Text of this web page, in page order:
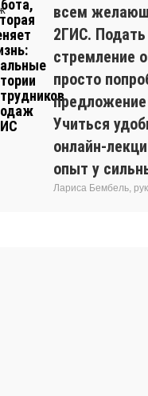
всем
2ГИС.
стремление
просто
Учиться
онлайн-
опыт у
Лариса Бембель,